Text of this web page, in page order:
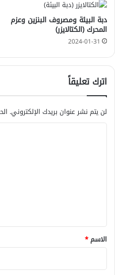
دبة البيئة ومصروف البنزين وعزم
المحرك (الكتالايزر)
2024-01-31
اترك تعليقاً
لن يتم نشر عنوان بريدك الإلكتروني.
*
الاسم*